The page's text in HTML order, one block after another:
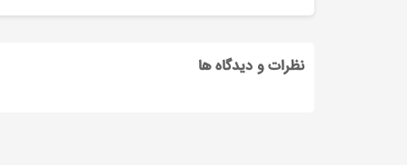
نظرات و دیدگاه ها